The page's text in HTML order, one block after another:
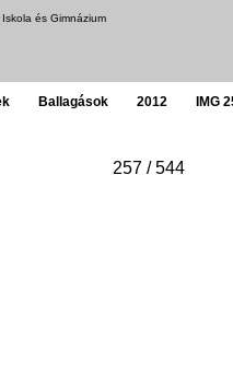
és Gimnázium
Ballagások 2012 IMG
257 / 544